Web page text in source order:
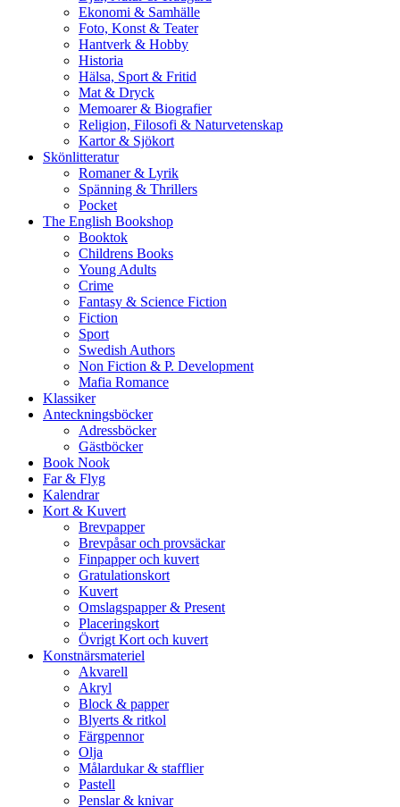
Ekonomi & Samhälle
Foto, Konst & Teater
Hantverk & Hobby
Historia
Hälsa, Sport & Fritid
Mat & Dryck
Memoarer & Biografier
Religion, Filosofi & Naturvetenskap
Kartor & Sjökort
Skönlitteratur
Romaner & Lyrik
Spänning & Thrillers
Pocket
The English Bookshop
Booktok
Childrens Books
Young Adults
Crime
Fantasy & Science Fiction
Fiction
Sport
Swedish Authors
Non Fiction & P. Development
Mafia Romance
Klassiker
Anteckningsböcker
Adressböcker
Gästböcker
Book Nook
Far & Flyg
Kalendrar
Kort & Kuvert
Brevpapper
Brevpåsar och provsäckar
Finpapper och kuvert
Gratulationskort
Kuvert
Omslagspapper & Present
Placeringskort
Övrigt Kort och kuvert
Konstnärsmateriel
Akvarell
Akryl
Block & papper
Blyerts & ritkol
Färgpennor
Olja
Målardukar & stafflier
Pastell
Penslar & knivar